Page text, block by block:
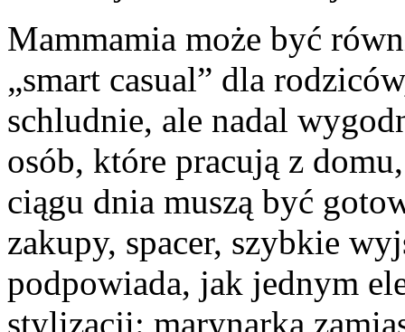
Mammamia może być
„smart casual” dla
schludnie, ale nadal
osób, które pracują z
ciągu dnia muszą być
zakupy, spacer, szybkie
podpowiada, jak jednym
stylizacji: marynarka